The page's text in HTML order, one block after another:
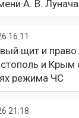
А. В.
16:11
щит и
и Крым
режима ЧС
21:18